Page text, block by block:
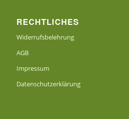
RECHTLICHES
Widerrufsbelehrung
AGB
Impressum
Datenschutzerklärung